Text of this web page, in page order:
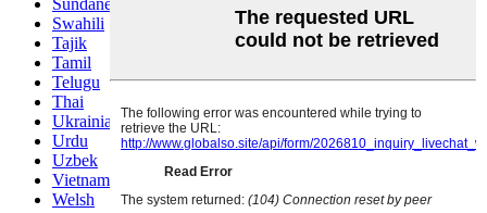
Sundanese
Swahili
Tajik
Tamil
Telugu
Thai
Ukrainian
Urdu
Uzbek
Vietnamese
Welsh